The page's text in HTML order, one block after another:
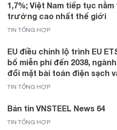
1,7%; Việt Nam tiếp tục
trưởng cao nhất thế giới
TIN TỔNG HỢP
EU điều chỉnh lộ trình EU
bổ miễn phí đến 2038,
đối mặt bài toán điện sạch
TIN TỔNG HỢP
Bản tin VNSTEEL News 64
TIN TỔNG HỢP